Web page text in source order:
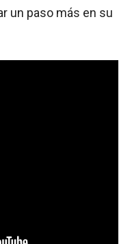
un paso más en su